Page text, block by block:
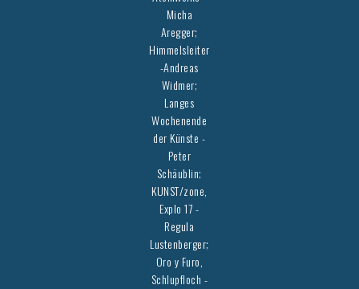
Micha
Aregger;
Himmelsleiter
-Andreas
Widmer;
Langes
Wochenende
der Künste -
Peter
Schäublin;
KUNST/zone,
Explo 17 -
Regula
Lustenberger;
Oro y Furo,
Schlupfloch -